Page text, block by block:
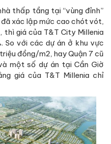
thấp tầng tại “vùng đỉnh”
đã xác lập mức cao chót vót,
giá của T&T City Millenia
So với các dự án ở khu vực
đồng/m2, hay Quận 7 cũ
một số dự án tại Cần Giờ
giá của T&T Millenia chỉ